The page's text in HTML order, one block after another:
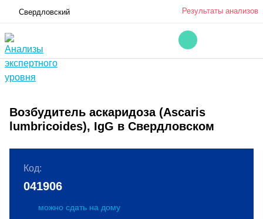
Свердловский Результаты анализов
Возбудитель аскаридоза (Ascaris
lumbricoides), IgG в Свердловском
Код:
041906
можно сдать на дому